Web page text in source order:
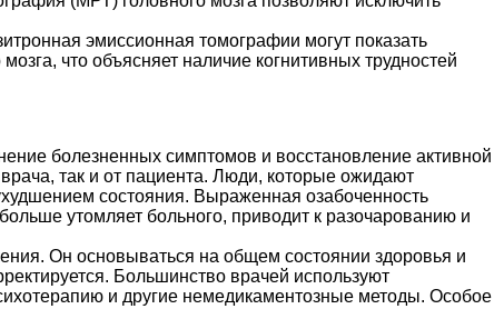
эмиссионная томографии могут показать
что объясняет наличие когнитивных трудностей
болезненных симптомов и восстановление активной
так и от пациента. Люди, которые ожидают
состояния. Выраженная озабоченность
утомляет больного, приводит к разочарованию и
Он основываться на общем состоянии здоровья и
Большинство врачей используют
и другие немедикаментозные методы. Особое